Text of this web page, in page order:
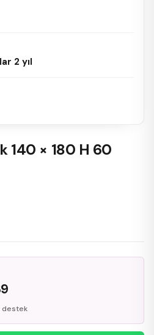
2 yıl
140 × 180 H 60
destek